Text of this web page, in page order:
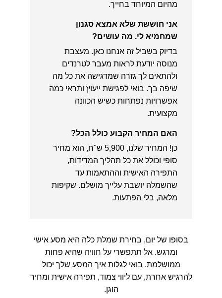
מהיום המיוחד בחייך.
אני חוששת שלא אמצא סגנון
שמחמיא לי. מה עושים?
בדיוק בשביל זה אנחנו כאן. מעצבת
מנוסה יודעת לראות מעבר לטרנדים
ולהתאים לך גזרה שמדגישה את כל מה
שיפה בך. בואי לפגישת ייעוץ ותראי כמה
אפשרויות נפתחות כשיש הכוונה
מקצועית.
האם המחיר הקבוע כולל הכל?
כן! המחיר שלנו, 5,900 ש"ח, הוא מחיר
סופי וכולל את כל תהליך המדידות,
התפירה האישית וההתאמות עד
שהשמלה יושבת עלייך מושלם. שקיפות
מלאה, בלי הפתעות.
בסופו של יום, בחירת שמלת כלה היא מסע אישי
ומרגש. אל תתפשרי על חוויה שהיא פחות
ממושלמת. בואי לגלות איך המסע שלך יכול
להרגיש אחרת, עם ליווי צמוד, תפירה אישית ומחיר
הוגן.